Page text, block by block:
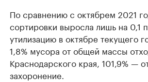
По сравнению с октябрем 2021
сортировки выросла лишь на 0,1
утилизацию в октябре текущего
1,8% мусора от общей массы
Краснодарского края, 101,9% —
захоронение.